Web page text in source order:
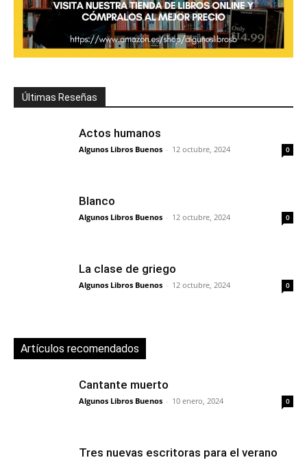
Últimas Reseñas
Actos humanos
Algunos Libros Buenos - 12 octubre, 2024 0
Blanco
Algunos Libros Buenos - 12 octubre, 2024 0
La clase de griego
Algunos Libros Buenos - 12 octubre, 2024 0
Artículos recomendados
Cantante muerto
Algunos Libros Buenos - 10 enero, 2024 0
Tres nuevas escritoras para el verano